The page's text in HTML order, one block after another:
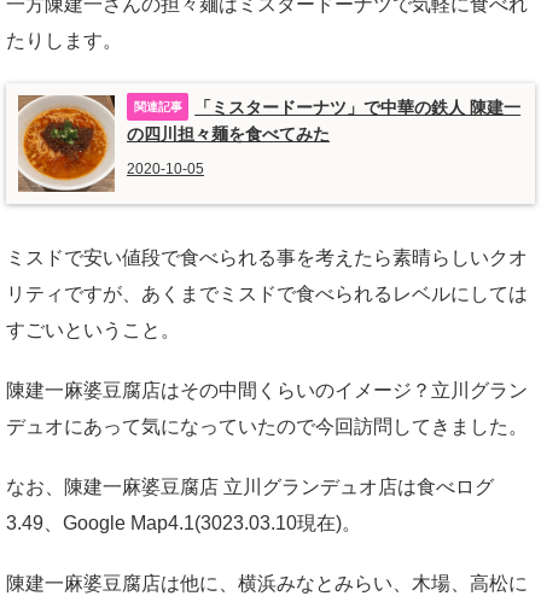
一方陳建一さんの担々麺はミスタードーナツで気軽に食べれ
たりします。
「ミスタードーナツ」で中華の鉄人 陳建一
の四川担々麺を食べてみた
2020-10-05
ミスドで安い値段で食べられる事を考えたら素晴らしいクオ
リティですが、あくまでミスドで食べられるレベルにしては
すごいということ。
陳建一麻婆豆腐店はその中間くらいのイメージ？立川グラン
デュオにあって気になっていたので今回訪問してきました。
なお、陳建一麻婆豆腐店 立川グランデュオ店は食べログ
3.49、Google Map4.1(3023.03.10現在)。
陳建一麻婆豆腐店は他に、横浜みなとみらい、木場、高松に